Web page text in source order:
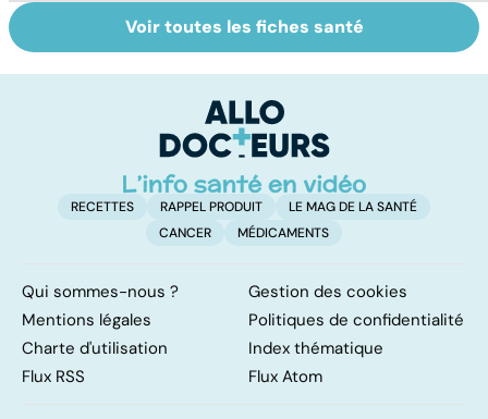
La tuberculose
pulmonaire
Le TDAH, un
trouble de
ou sans
hyperactivité
Voir toutes les fiches santé
RECETTES RAPPEL PRODUIT
LE MAG DE LA SANTÉ
CANCER
MÉDICAMENTS
Qui sommes-nous ?
Gestion des cookies
Mentions légales
Politiques de confidentialité
Charte d'utilisation
Index thématique
Flux RSS
Flux Atom